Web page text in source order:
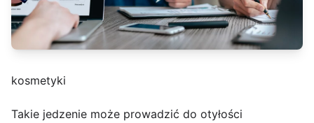
kosmetyki
Takie jedzenie może prowadzić do otyłości